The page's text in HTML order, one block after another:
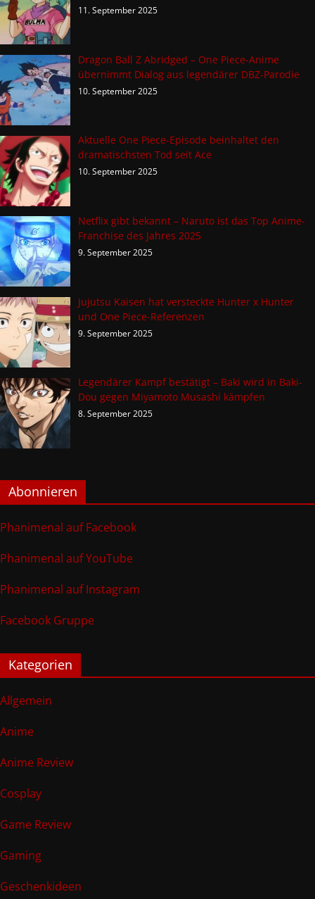
11. September 2025
Dragon Ball Z Abridged – One Piece-Anime
übernimmt Dialog aus legendärer DBZ-Parodie
10. September 2025
Aktuelle One Piece-Episode beinhaltet den
dramatischsten Tod seit Ace
10. September 2025
Netflix gibt bekannt – Naruto ist das Top Anime-
Franchise des Jahres 2025
9. September 2025
Jujutsu Kaisen hat versteckte Hunter x Hunter
und One Piece-Referenzen
9. September 2025
Legendärer Kampf bestätigt – Baki wird in Baki-
Dou gegen Miyamoto Musashi kämpfen
8. September 2025
Abonnieren
Phanimenal auf Facebook
Phanimenal auf YouTube
Phanimenal auf Instagram
Facebook Gruppe
Kategorien
Allgemein
Anime
Anime Review
Cosplay
Game Review
Gaming
Geschenkideen